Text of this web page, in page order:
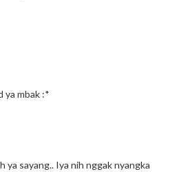
ya mbak :*
ya sayang.. Iya nih nggak nyangka